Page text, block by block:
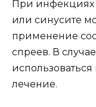
При инфекциях
или синусите
применение
спреев. В
лечение.